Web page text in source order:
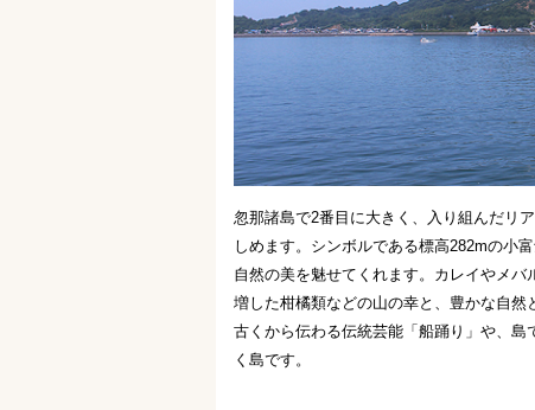
忽那諸島で2番目に大きく、入り組んだリ
しめます。シンボルである標高282mの小
自然の美を魅せてくれます。カレイやメ
増した柑橘類などの山の幸と、豊かな自然
古くから伝わる伝統芸能「船踊り」や、
く島です。